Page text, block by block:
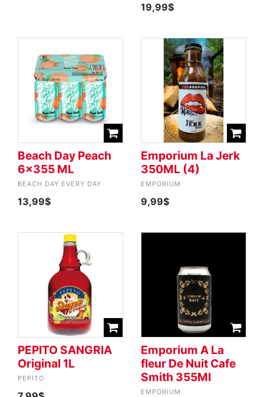
19,99$
Beach Day Peach
6x355 ML
BEACH DAY EVERY DAY
13,99$
Emporium La Jerk
350ML (4)
EMPORIUM
9,99$
PEPITO SANGRIA
Original 1L
PEPITO
Emporium A La
fleur De Nuit Cafe
Smith 355Ml
EMPORIUM